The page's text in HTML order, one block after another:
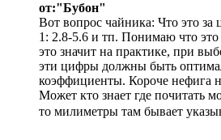
от:"Бубон"
Вот вопрос чайника: Что это
1: 2.8-5.6 и тп. Понимаю что это
это значит на практике, при
эти цифры должны быть
коэффициенты. Короче нефига
Может кто знает где почитать
то милиметры там бывает